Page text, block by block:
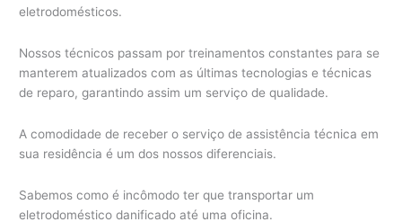
eletrodomésticos.
Nossos técnicos passam por treinamentos constantes para se
manterem atualizados com as últimas tecnologias e técnicas
de reparo, garantindo assim um serviço de qualidade.
A comodidade de receber o serviço de assistência técnica em
sua residência é um dos nossos diferenciais.
Sabemos como é incômodo ter que transportar um
eletrodoméstico danificado até uma oficina.